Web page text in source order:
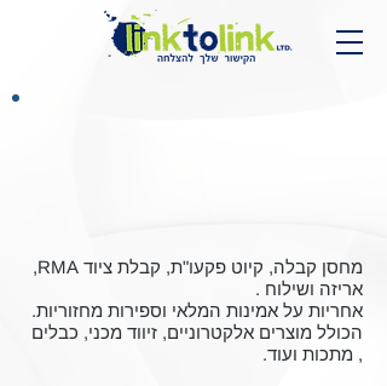
מחסן קבלה, קיוט פקעו"ת, קבלת ציוד RMA,
אריזה ושילוח .
אחריות על אמינות המלאי וספירות מחזוריות.
הכולל מוצרים אלקטרוניים, זיווד מכני, כבלים
, מתכות ועוד.